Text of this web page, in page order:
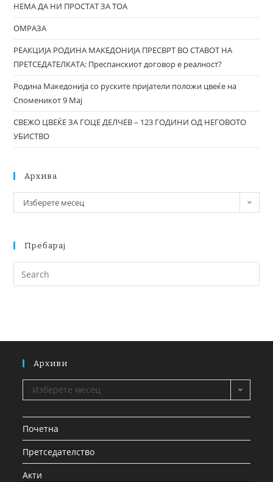
НЕМА ДА НИ ПРОСТАТ ЗА ТОА
ОМРАЗА
РЕАКЦИЈА РОДИНА МАКЕДОНИЈА ПРЕСВРТ ВО СТАВОТ НА
ПРЕТСЕДАТЕЛКАТА: Преспанскиот договор е реалност?
Родина Македонија со руските пријатели положи цвеќе на
Споменикот 9 Мај
СВЕЖО ЦВЕЌЕ ЗА ГОЦЕ ДЕЛЧЕВ – 123 ГОДИНИ ОД НЕГОВОТО
УБИСТВО
Архива
Изберете месец
Пребарај
Архиви
Изберете месец
Почетна
Претседателство
Акти